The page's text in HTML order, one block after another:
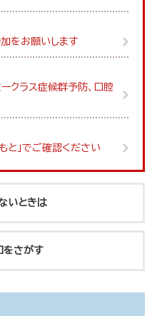
をお願いします
クラス症候群予防、口腔
と」でご確認ください
いときは
をさがす